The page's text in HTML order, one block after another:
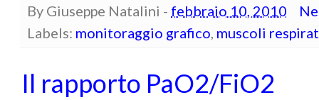
By Giuseppe Natalini - febbraio 10, 2010
Labels: monitoraggio grafico, muscoli
Il rapporto PaO2/FiO2